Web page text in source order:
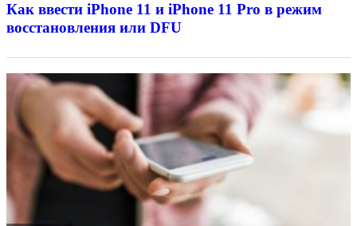
Как ввести iPhone 11 и iPhone 11 Pro в режим
восстановления или DFU